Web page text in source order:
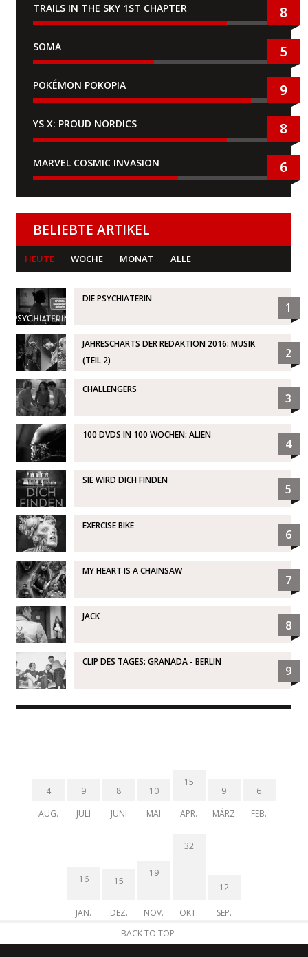
TRAILS IN THE SKY 1ST CHAPTER 8
SOMA 5
POKÉMON POKOPIA 9
YS X: PROUD NORDICS 8
MARVEL COSMIC INVASION 6
BELIEBTE ARTIKEL
HEUTE WOCHE MONAT ALLE
DIE PSYCHIATERIN
1
JAHRESCHARTS DER REDAKTION 2016: MUSIK
(TEIL 2)
2
CHALLENGERS
3
100 DVDS IN 100 WOCHEN: ALIEN
4
SIE WIRD DICH FINDEN
5
EXERCISE BIKE
6
MY HEART IS A CHAINSAW
7
JACK
8
CLIP DES TAGES: GRANADA - BERLIN
9
4
AUG.
9
JULI
8
JUNI
10
MAI
15
APR.
9
MÄRZ
6
FEB.
16
JAN.
15
DEZ.
19
NOV.
32
OKT.
12
SEP.
BACK TO TOP